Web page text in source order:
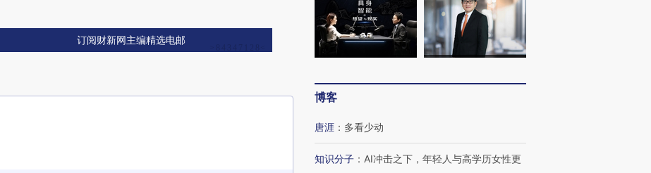
订阅财新网主编精选电邮
博客
唐涯 ： 多看少动
知识分子 ： AI冲击之下，年轻人与高学历女性更